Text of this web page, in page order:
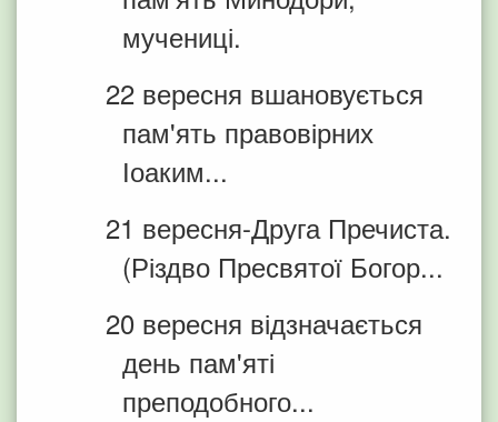
мучениці.
22 вересня вшановується
пам'ять правовірних
Іоаким...
21 вересня-Друга Пречиста.
(Різдво Пресвятої Богор...
20 вересня відзначається
день пам'яті
преподобного...